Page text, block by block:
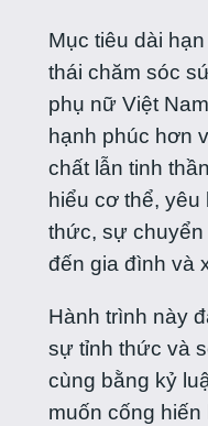
Mục tiêu dài
thái chăm sóc
phụ nữ Việt
hạnh phúc hơn
chất lẫn tinh
hiểu cơ thể,
thức, sự
đến gia đình và
Hành trình này
sự tỉnh thức và
cùng bằng kỷ
muốn cống